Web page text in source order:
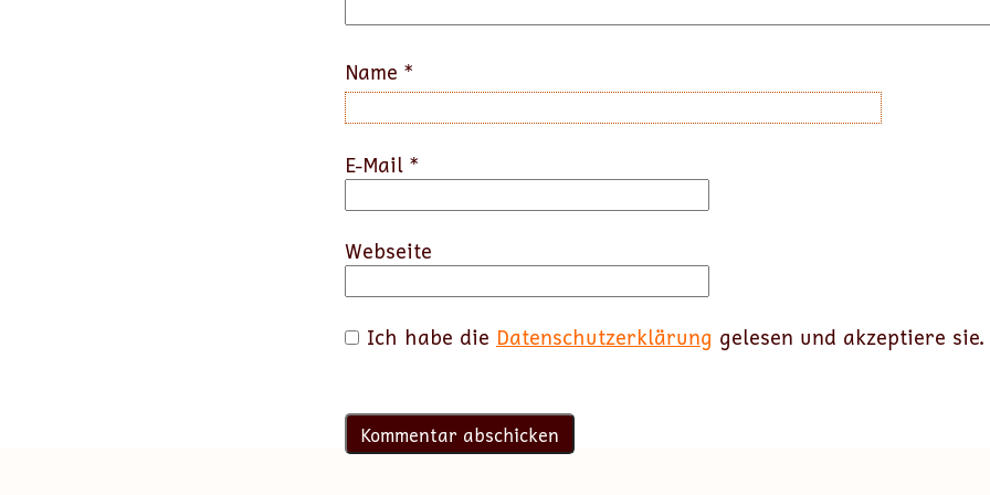
Name *
E-Mail *
Webseite
Ich habe die Datenschutzerklärung gelesen und akzeptiere sie.